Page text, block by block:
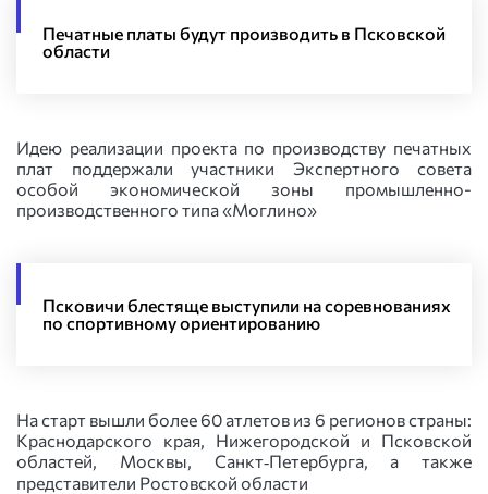
Печатные платы будут производить в Псковской
области
Идею реализации проекта по производству печатных
плат поддержали участники Экспертного совета
особой экономической зоны промышленно-
производственного типа «Моглино»
Псковичи блестяще выступили на соревнованиях
по спортивному ориентированию
На старт вышли более 60 атлетов из 6 регионов страны:
Краснодарского края, Нижегородской и Псковской
областей, Москвы, Санкт‑Петербурга, а также
представители Ростовской области